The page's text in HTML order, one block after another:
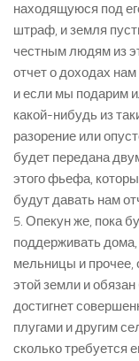
находящуюся под
штраф, и земля
честным людям из
отчет о доходах
и если мы подарим
какой-нибудь из
разорение или
будет передана
этого фьефа,
будут давать нам
5. Опекун же, пока
поддерживать
мельницы и прочее,
этой земли и обязан
достигнет
плугами и другим
сколько требуется